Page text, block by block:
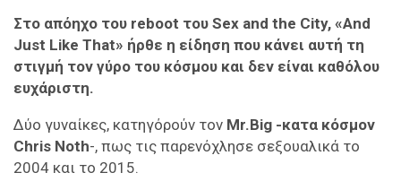
Στο απόηχο του reboot του Sex and the City, «And
Just Like That» ήρθε η είδηση που κάνει αυτή τη
στιγμή τον γύρο του κόσμου και δεν είναι καθόλου
ευχάριστη.
Δύο γυναίκες, κατηγόρούν τον Mr.Big -κατα κόσμον
Chris Noth-, πως τις παρενόχλησε σεξουαλικά το
2004 και το 2015.